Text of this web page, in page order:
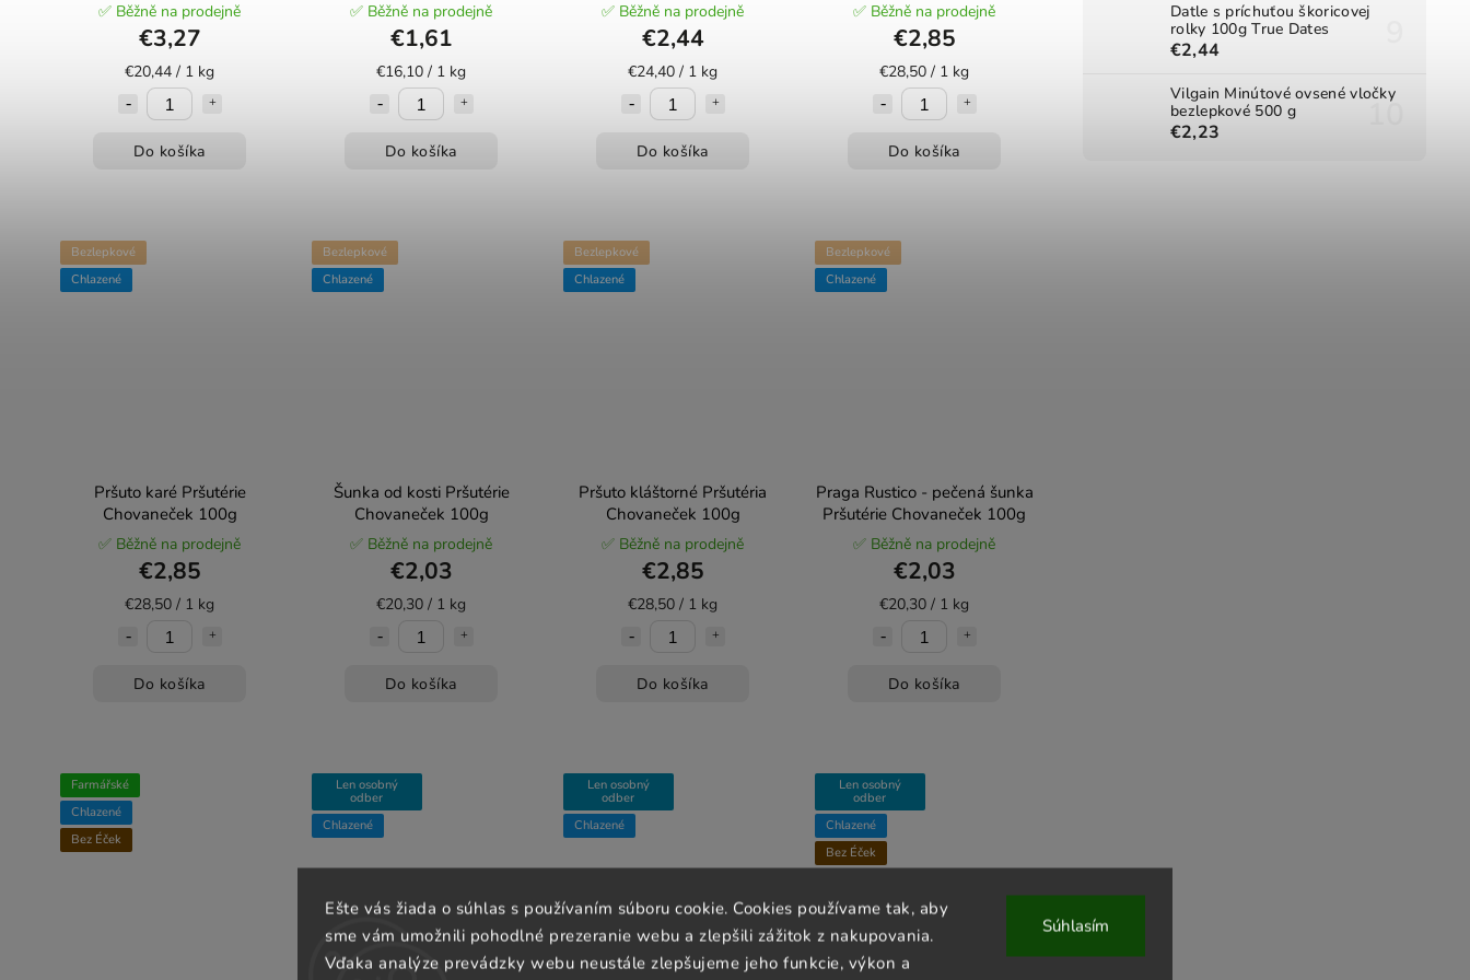
Ešte vás žiada o súhlas s používaním súboru cookie. Cookies používame tak, aby
sme vám umožnili pohodlné prezeranie webu a zlepšili zážitok z nakupovania.
Vďaka analýze prevádzky webu neustále zlepšujeme jeho funkcie, výkon a
Súhlasím
Datle s príchuťou škoricovej
rolky 100g True Dates
€2,44
Vilgain Minútové ovsené vločky
bezlepkové 500 g
€2,23
✅ Běžně na prodejně
€3,27
€20,44 / 1 kg
Do košíka
✅ Běžně na prodejně
€1,61
€16,10 / 1 kg
Do košíka
✅ Běžně na prodejně
€2,44
€24,40 / 1 kg
Do košíka
✅ Běžně na prodejně
€2,85
€28,50 / 1 kg
Do košíka
Bezlepkové
Chlazené
Pršuto karé Pršutérie
Chovaneček 100g
✅ Běžně na prodejně
€2,85
€28,50 / 1 kg
Do košíka
Bezlepkové
Chlazené
Šunka od kosti Pršutérie
Chovaneček 100g
✅ Běžně na prodejně
€2,03
€20,30 / 1 kg
Do košíka
Bezlepkové
Chlazené
Pršuto kláštorné Pršutéria
Chovaneček 100g
✅ Běžně na prodejně
€2,85
€28,50 / 1 kg
Do košíka
Bezlepkové
Chlazené
Praga Rustico - pečená šunka
Pršutérie Chovaneček 100g
✅ Běžně na prodejně
€2,03
€20,30 / 1 kg
Do košíka
Farmářské
Chlazené
Bez Éček
Len osobný
odber
Chlazené
Len osobný
odber
Chlazené
Len osobný
odber
Chlazené
Bez Éček